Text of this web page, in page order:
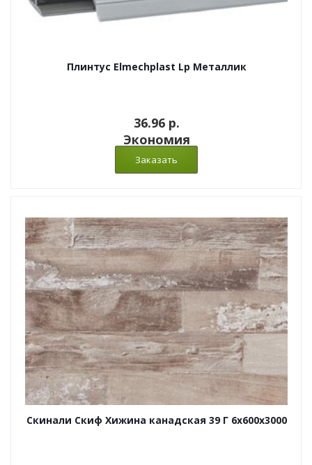
Плинтус Elmechplast Lp Металлик
36.96 p.
Экономия
Скинали Скиф Хижина канадская 39 Г 6x600x3000